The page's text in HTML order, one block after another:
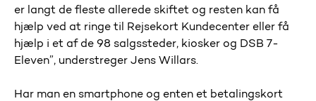
er langt de fleste allerede skiftet og resten kan få
hjælp ved at ringe til Rejsekort Kundecenter eller få
hjælp i et af de 98 salgssteder, kiosker og DSB 7-
Eleven”, understreger Jens Willars.
Har man en smartphone og enten et betalingskort